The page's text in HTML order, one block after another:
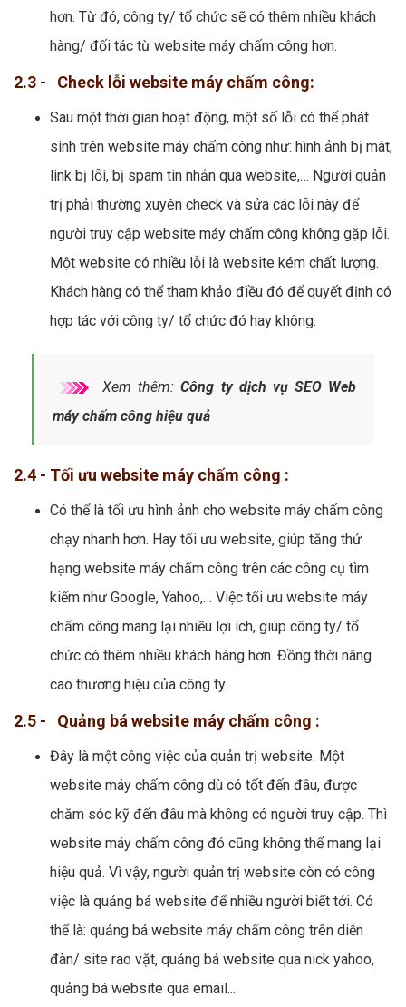
hơn. Từ đó, công ty/ tổ chức sẽ có thêm nhiều khách
hàng/ đối tác từ website máy chấm công hơn.
2.3 - Check lỗi website máy chấm công:
Sau một thời gian hoạt động, một số lỗi có thể phát
sinh trên website máy chấm công như: hình ảnh bị mât,
link bị lỗi, bị spam tin nhắn qua website,… Người quản
trị phải thường xuyên check và sửa các lỗi này để
người truy cập website máy chấm công không gặp lỗi.
Một website có nhiều lỗi là website kém chất lượng.
Khách hàng có thể tham khảo điều đó để quyết định có
hợp tác với công ty/ tổ chức đó hay không.
Xem thêm:Công ty dịch vụ SEO Web
máy chấm công hiệu quả
2.4 - Tối ưu website máy chấm công :
Có thể là tối ưu hình ảnh cho website máy chấm công
chạy nhanh hơn. Hay tối ưu website, giúp tăng thứ
hạng website máy chấm công trên các công cụ tìm
kiếm như Google, Yahoo,… Việc tối ưu website máy
chấm công mang lại nhiều lợi ích, giúp công ty/ tổ
chức có thêm nhiều khách hàng hơn. Đồng thời nâng
cao thương hiệu của công ty.
2.5 - Quảng bá website máy chấm công :
Đây là một công việc của quản trị website. Một
website máy chấm công dù có tốt đến đâu, được
chăm sóc kỹ đến đâu mà không có người truy cập. Thì
website máy chấm công đó cũng không thể mang lại
hiệu quả. Vì vậy, người quản trị website còn có công
việc là quảng bá website để nhiều người biết tới. Có
thể là: quảng bá website máy chấm công trên diễn
đàn/ site rao vặt, quảng bá website qua nick yahoo,
quảng bá website qua email...